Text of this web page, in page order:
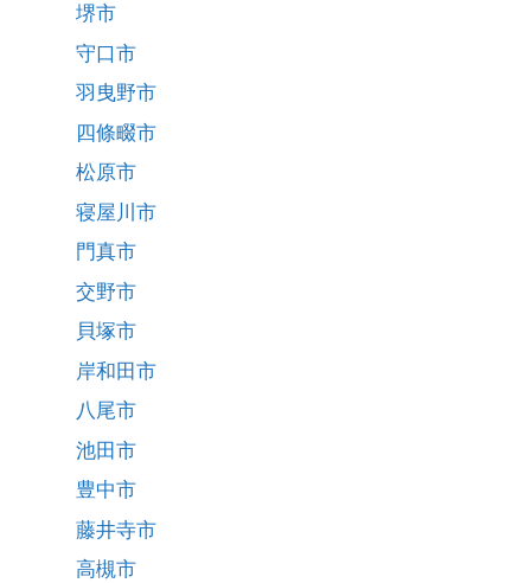
堺市
守口市
羽曳野市
四條畷市
松原市
寝屋川市
門真市
交野市
貝塚市
岸和田市
八尾市
池田市
豊中市
藤井寺市
高槻市